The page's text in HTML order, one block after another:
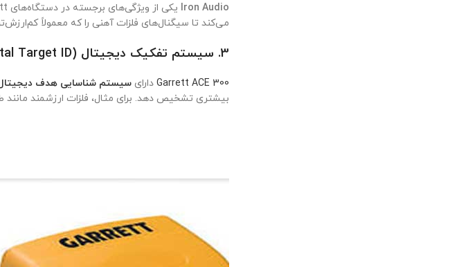
Iron Audio
می‌کند تا سیگنال‌های فلزات آهنی را که معمولاً
3. سیستم تفکیک دیجیتال (Digital Target ID)
Garrett ACE 300 دارایسیستم شناسایی هدف
بیشتری تشخیص دهد. برای مثال، فلزات ارزشمند مانند